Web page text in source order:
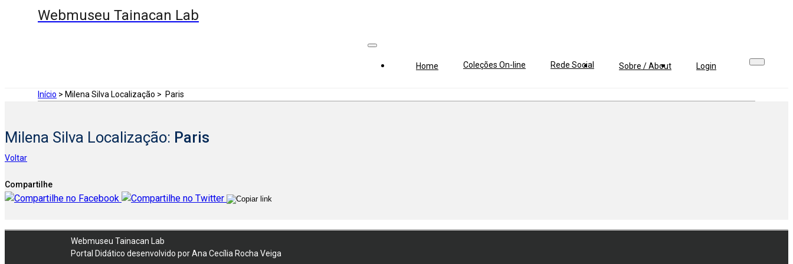
Webmuseu Tainacan Lab
Home Coleções On-line Rede Social Sobre / About Login
Início > Milena Silva Localização > Paris
Milena Silva Localização: Paris
Voltar
Compartilhe
Webmuseu Tainacan Lab
Portal Didático desenvolvido por Ana Cecília Rocha Veiga